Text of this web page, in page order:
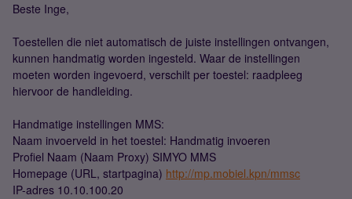
Beste Inge,
Toestellen die niet automatisch de juiste instellingen ontvangen,
kunnen handmatig worden ingesteld. Waar de instellingen
moeten worden ingevoerd, verschilt per toestel: raadpleeg
hiervoor de handleiding.
Handmatige instellingen MMS:
Naam invoerveld in het toestel: Handmatig invoeren
Profiel Naam (Naam Proxy) SIMYO MMS
Homepage (URL, startpagina) http://mp.mobiel.kpn/mmsc
IP-adres 10.10.100.20